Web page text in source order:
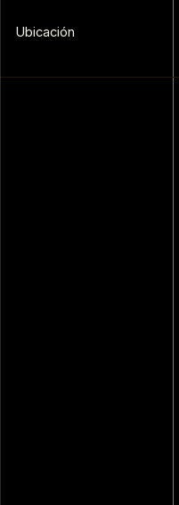
Ubicación